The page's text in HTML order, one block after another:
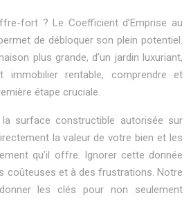
fort ? Le Coefficient d’Emprise au
de débloquer son plein potentiel.
plus grande, d’un jardin luxuriant,
immobilier rentable, comprendre et
étape cruciale.
surface constructible autorisée sur
la valeur de votre bien et les
qu’il offre. Ignorer cette donnée
coûteuses et à des frustrations. Notre
les clés pour non seulement